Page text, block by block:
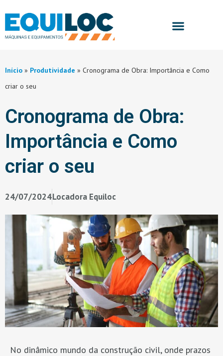
Início » Produtividade » Cronograma de Obra: Importância e Como
criar o seu
Cronograma de Obra:
Importância e Como
criar o seu
24/07/2024Locadora Equiloc
No dinâmico mundo da construção civil, onde prazos